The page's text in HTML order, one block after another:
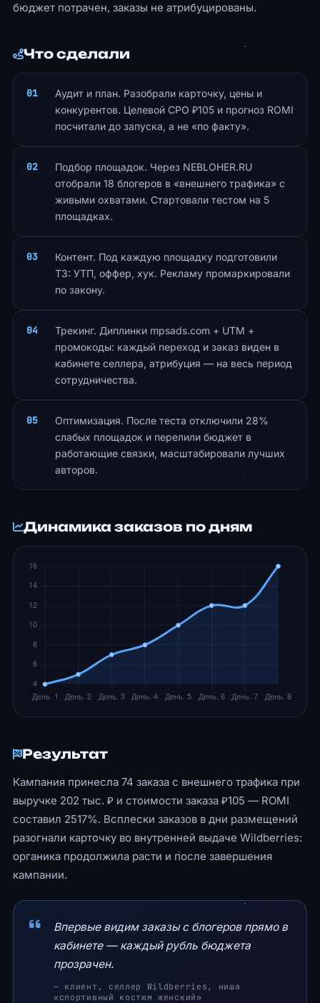
бюджет потрачен, заказы не атрибуцированы.
Что сделали
Аудит и план. Разобрали карточку, цены и
конкурентов. Целевой CPO ₽105 и прогноз ROMI
посчитали до запуска, а не «по факту».
Подбор площадок. Через NEBLOHER.RU
отобрали 18 блогеров в «внешнего трафика» с
живыми охватами. Стартовали тестом на 5
площадках.
Контент. Под каждую площадку подготовили
ТЗ: УТП, оффер, хук. Рекламу промаркировали
по закону.
Трекинг. Диплинки mpsads.com + UTM +
промокоды: каждый переход и заказ виден в
кабинете селлера, атрибуция — на весь период
сотрудничества.
Оптимизация. После теста отключили 28%
слабых площадок и перелили бюджет в
работающие связки, масштабировали лучших
авторов.
Динамика заказов по дням
Результат
Кампания принесла 74 заказа с внешнего трафика при
выручке 202 тыс. ₽ и стоимости заказа ₽105 — ROMI
составил 2517%. Всплески заказов в дни размещений
разогнали карточку во внутренней выдаче Wildberries:
органика продолжила расти и после завершения
кампании.
Впервые видим заказы с блогеров прямо в
кабинете — каждый рубль бюджета
прозрачен.
— клиент, селлер Wildberries, ниша
«спортивный костюм женский»